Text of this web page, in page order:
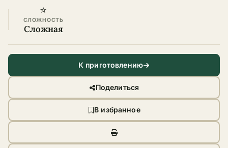
⭐
СЛОЖНОСТЬ
Сложная
К приготовлению
Поделиться
В избранное